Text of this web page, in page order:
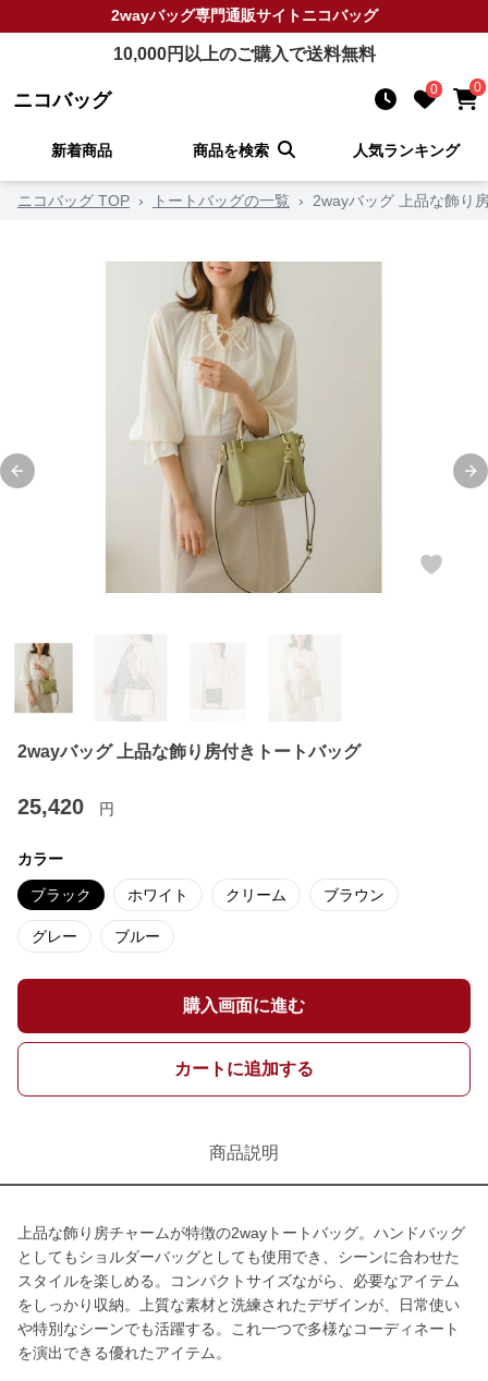
2wayバッグ専門通販サイトニコバッグ
10,000円以上のご購入で送料無料
ニコバッグ 0 0
新着商品 商品を検索 人気ランキング
ニコバッグ TOP › トートバッグの一覧 › 2wayバッグ 上品な飾り
Previous slide
2wayバッグ 上品な飾り房付きトートバッグ
25,420 円
カラー
ブラック ホワイト クリーム ブラウン
グレー ブルー
購入画面に進む
カートに追加する
商品説明
上品な飾り房チャームが特徴の2wayトートバッグ。ハンドバッグ
としてもショルダーバッグとしても使用でき、シーンに合わせた
スタイルを楽しめる。コンパクトサイズながら、必要なアイテム
をしっかり収納。上質な素材と洗練されたデザインが、日常使い
や特別なシーンでも活躍する。これ一つで多様なコーディネート
を演出できる優れたアイテム。